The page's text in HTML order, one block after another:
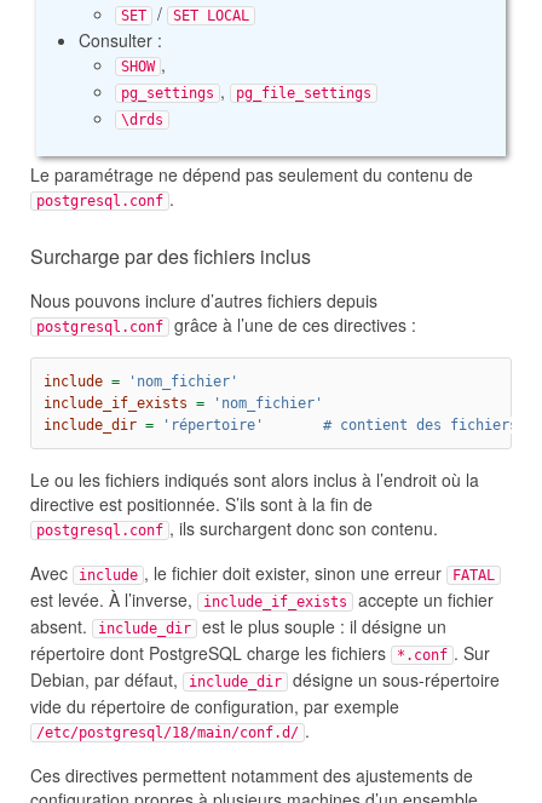
SET
/ SET LOCAL
Consulter :
SHOW ,
pg_settings ,
pg_file_settings
\drds
Le paramétrage ne dépend pas seulement du contenu de
postgresql.conf .
Surcharge par des fichiers inclus
Nous pouvons inclure d’autres fichiers depuis
postgresql.conf grâce à l’une de ces directives :
include = 'nom_fichier'
include_if_exists = 'nom_fichier'
include_dir = 'répertoire'       # contient des fichiers
Le ou les fichiers indiqués sont alors inclus à l’endroit où la
directive est positionnée. S’ils sont à la fin de
postgresql.conf , ils surchargent donc son contenu.
Avec
include , le fichier doit exister, sinon une erreur FATAL
est levée. À l’inverse, include_if_exists
accepte un fichier
absent.
include_dir
est le plus souple : il désigne un
répertoire dont PostgreSQL charge les fichiers
*.conf . Sur
Debian, par défaut,
include_dir
désigne un sous-répertoire
vide du répertoire de configuration, par exemple
/etc/postgresql/18/main/conf.d/ .
Ces directives permettent notamment des ajustements de